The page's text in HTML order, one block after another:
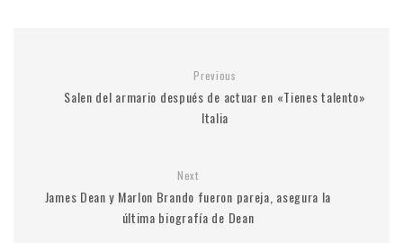
Previous
Salen del armario después de actuar en «Tienes talento»
Italia
Next
James Dean y Marlon Brando fueron pareja, asegura la
última biografía de Dean